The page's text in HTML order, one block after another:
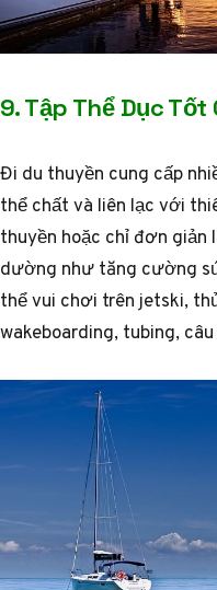
9. Tập Thể Dục Tốt
Đi du thuyền cung cấp
thể chất và liên lạc với
thuyền hoặc chỉ đơn giản
dường như tăng cường
thể vui chơi trên jetski,
wakeboarding, tubing,